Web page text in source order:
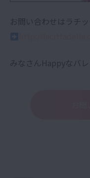
お問い合わせはラチ
みなさんHappyなバ